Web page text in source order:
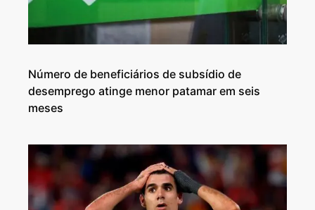
Número de beneficiários de subsídio de
desemprego atinge menor patamar em seis
meses